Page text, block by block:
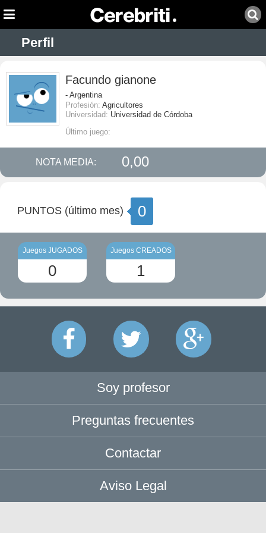
Perfil
Facundo gianone
- Argentina
Profesión: Agricultores
Universidad: Universidad de Córdoba
Último juego:
NOTA MEDIA: 0,00
PUNTOS (último mes) 0
Juegos JUGADOS
0
Juegos CREADOS
1
Soy profesor
Preguntas frecuentes
Contactar
Aviso Legal